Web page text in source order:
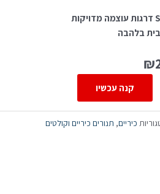
בלהבה
₪
קנה עכשיו
כיריים, תנורים כיריים וקולטים